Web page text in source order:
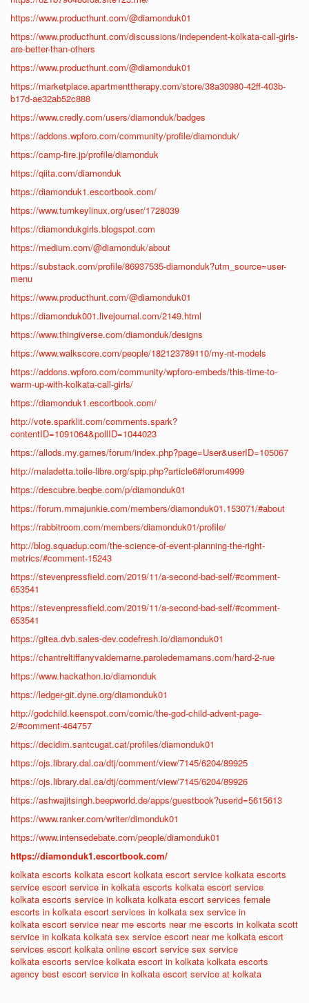
https://www.producthunt.com/@diamonduk01
https://www.producthunt.com/discussions/independent-kolkata-call-girls-
are-better-than-others
https://www.producthunt.com/@diamonduk01
https://marketplace.apartmenttherapy.com/store/38a30980-42ff-403b-
b17d-ae32ab52c888
https://www.credly.com/users/diamonduk/badges
https://addons.wpforo.com/community/profile/diamonduk/
https://camp-fire.jp/profile/diamonduk
https://qiita.com/diamonduk
https://diamonduk1.escortbook.com/
https://www.turnkeylinux.org/user/1728039
https://diamondukgirls.blogspot.com
https://medium.com/@diamonduk/about
https://substack.com/profile/86937535-diamonduk?utm_source=user-
menu
https://www.producthunt.com/@diamonduk01
https://diamonduk001.livejournal.com/2149.html
https://www.thingiverse.com/diamonduk/designs
https://www.walkscore.com/people/182123789110/my-nt-models
https://addons.wpforo.com/community/wpforo-embeds/this-time-to-
warm-up-with-kolkata-call-girls/
https://diamonduk1.escortbook.com/
http://vote.sparklit.com/comments.spark?
contentID=1091064&pollID=1044023
https://allods.my.games/forum/index.php?page=User&userID=105067
http://maladetta.toile-libre.org/spip.php?article6#forum4999
https://descubre.beqbe.com/p/diamonduk01
https://forum.mmajunkie.com/members/diamonduk01.153071/#about
https://rabbitroom.com/members/diamonduk01/profile/
http://blog.squadup.com/the-science-of-event-planning-the-right-
metrics/#comment-15243
https://stevenpressfield.com/2019/11/a-second-bad-self/#comment-
653541
https://stevenpressfield.com/2019/11/a-second-bad-self/#comment-
653541
https://gitea.dvb.sales-dev.codefresh.io/diamonduk01
https://chantreltiffanyvaldemarne.paroledemamans.com/hard-2-rue
https://www.hackathon.io/diamonduk
https://ledger-git.dyne.org/diamonduk01
http://godchild.keenspot.com/comic/the-god-child-advent-page-
2/#comment-464757
https://decidim.santcugat.cat/profiles/diamonduk01
https://ojs.library.dal.ca/dtj/comment/view/7145/6204/89925
https://ojs.library.dal.ca/dtj/comment/view/7145/6204/89926
https://ashwajitsingh.beepworld.de/apps/guestbook?userid=5615613
https://www.ranker.com/writer/dimonduk01
https://www.intensedebate.com/people/diamonduk01
https://diamonduk1.escortbook.com/
kolkata escorts kolkata escort kolkata escort service kolkata escorts
service escort service in kolkata escorts kolkata escort service
kolkata escorts service in kolkata kolkata escort services female
escorts in kolkata escort services in kolkata sex service in
kolkata escort service near me escorts near me escorts in kolkata scott
service in kolkata kolkata sex service escort near me kolkata escort
services escort kolkata online escort service sex service
kolkata escorts service kolkata escort in kolkata kolkata escorts
agency best escort service in kolkata escort service at kolkata